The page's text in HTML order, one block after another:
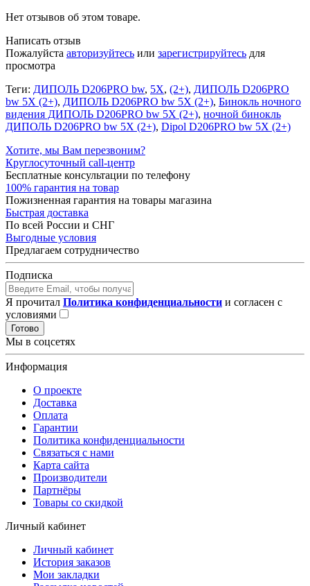
Нет отзывов об этом товаре.
Написать отзыв
Пожалуйста авторизуйтесь или зарегистрируйтесь для
просмотра
Теги: ДИПОЛЬ D206PRO bw, 5X, (2+), ДИПОЛЬ D206PRO
bw 5X (2+), ДИПОЛЬ D206PRO bw 5X (2+), Бинокль ночного
видения ДИПОЛЬ D206PRO bw 5X (2+), ночной бинокль
ДИПОЛЬ D206PRO bw 5X (2+), Dipol D206PRO bw 5X (2+)
Хотите, мы Вам перезвоним?
Круглосуточный call-центр
Бесплатные консультации по телефону
100% гарантия на товар
Пожизненная гарантия на товары магазина
Быстрая доставка
По всей России и СНГ
Выгодные условия
Предлагаем сотрудничество
Подписка
Я прочитал Политика конфиденциальности и согласен с
условиями
Готово
Мы в соцсетях
Информация
О проекте
Доставка
Оплата
Гарантии
Политика конфиденциальности
Связаться с нами
Карта сайта
Производители
Партнёры
Товары со скидкой
Личный кабинет
Личный кабинет
История заказов
Мои закладки